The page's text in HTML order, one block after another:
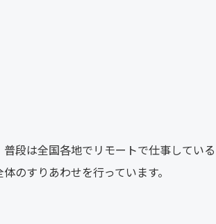
段は全国各地でリモートで仕事してい
のすりあわせを行っています。